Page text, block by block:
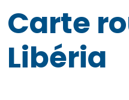
Carte
Libéria